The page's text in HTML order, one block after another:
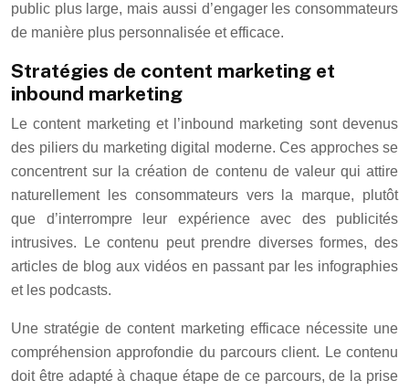
public plus large, mais aussi d’engager les consommateurs
de manière plus personnalisée et efficace.
Stratégies de content marketing et
inbound marketing
Le content marketing et l’inbound marketing sont devenus
des piliers du marketing digital moderne. Ces approches se
concentrent sur la création de contenu de valeur qui attire
naturellement les consommateurs vers la marque, plutôt
que d’interrompre leur expérience avec des publicités
intrusives. Le contenu peut prendre diverses formes, des
articles de blog aux vidéos en passant par les infographies
et les podcasts.
Une stratégie de content marketing efficace nécessite une
compréhension approfondie du parcours client. Le contenu
doit être adapté à chaque étape de ce parcours, de la prise